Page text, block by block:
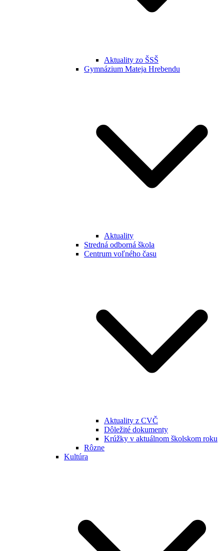
Aktuality zo ŠSŠ
Gymnázium Mateja Hrebendu
Aktuality
Stredná odborná škola
Centrum voľného času
Aktuality z CVČ
Dôležité dokumenty
Krúžky v aktuálnom školskom roku
Rôzne
Kultúra